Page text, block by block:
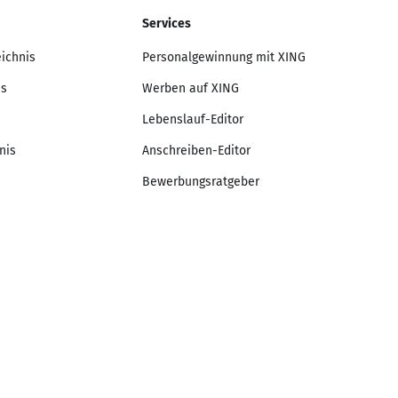
Services
Personalgewinnung mit XING
Werben auf XING
Lebenslauf-Editor
Anschreiben-Editor
Bewerbungsratgeber